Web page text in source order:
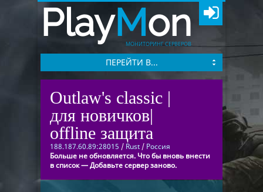
PlayMon
МОНИТОРИНГ СЕРВЕРОВ
ПЕРЕЙТИ В...
Outlaw's classic |
для новичков|
offline защита
188.187.60.89:28015 / Rust / Россия
Больше не обновляется. Что бы вновь внести
в список — Добавьте сервер заново.